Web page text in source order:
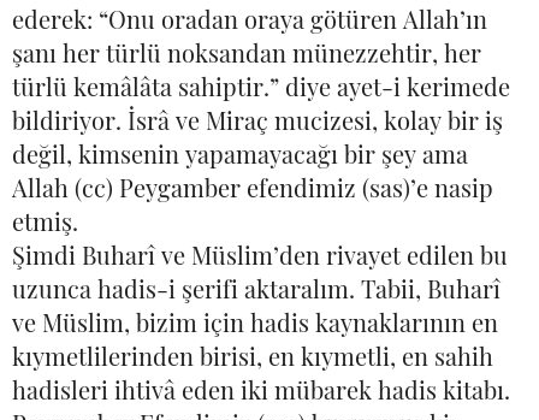
ederek: “Onu oradan oraya götüren Allah’ın
şanı her türlü noksandan münezzehtir, her
türlü kemâlâta sahiptir.” diye ayet-i kerimede
bildiriyor. İsrâ ve Miraç mucizesi, kolay bir iş
değil, kimsenin yapamayacağı bir şey ama
Allah (cc) Peygamber efendimiz (sas)’e nasip
etmiş.
Şimdi Buharî ve Müslim’den rivayet edilen bu
uzunca hadis-i şerifi aktaralım. Tabii, Buharî
ve Müslim, bizim için hadis kaynaklarının en
kıymetlilerinden birisi, en kıymetli, en sahih
hadisleri ihtivâ eden iki mübarek hadis kitabı.